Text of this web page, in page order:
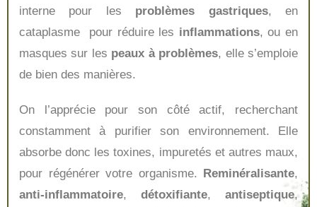
interne pour les problèmes gastriques, en
cataplasme pour réduire les inflammations, ou en
masques sur les peaux à problèmes, elle s’emploie
de bien des manières.
On l’apprécie pour son côté actif, recherchant
constamment à purifier son environnement. Elle
absorbe donc les toxines, impuretés et autres maux,
pour régénérer votre organisme. Reminéralisante,
anti-inflammatoire, détoxifiante, antiseptique,